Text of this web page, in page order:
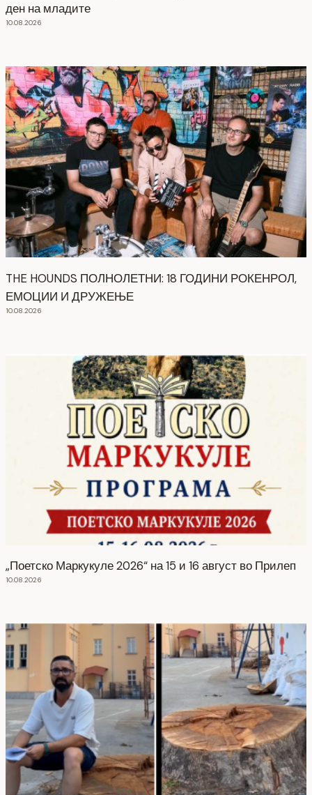
ден на младите
10.08.2026
THE HOUNDS ПОЛНОЛЕТНИ: 18 ГОДИНИ РОКЕНРОЛ,
ЕМОЦИИ И ДРУЖЕЊЕ
10.08.2026
„Поетско Маркукуле 2026“ на 15 и 16 август во Прилеп
10.08.2026